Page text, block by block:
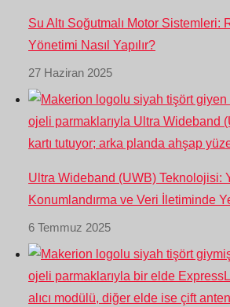
Su Altı Soğutmalı Motor Sistemleri:
Yönetimi Nasıl Yapılır?
27 Haziran 2025
Ultra Wideband (UWB) Teknolojisi:
Konumlandırma ve Veri İletiminde
6 Temmuz 2025